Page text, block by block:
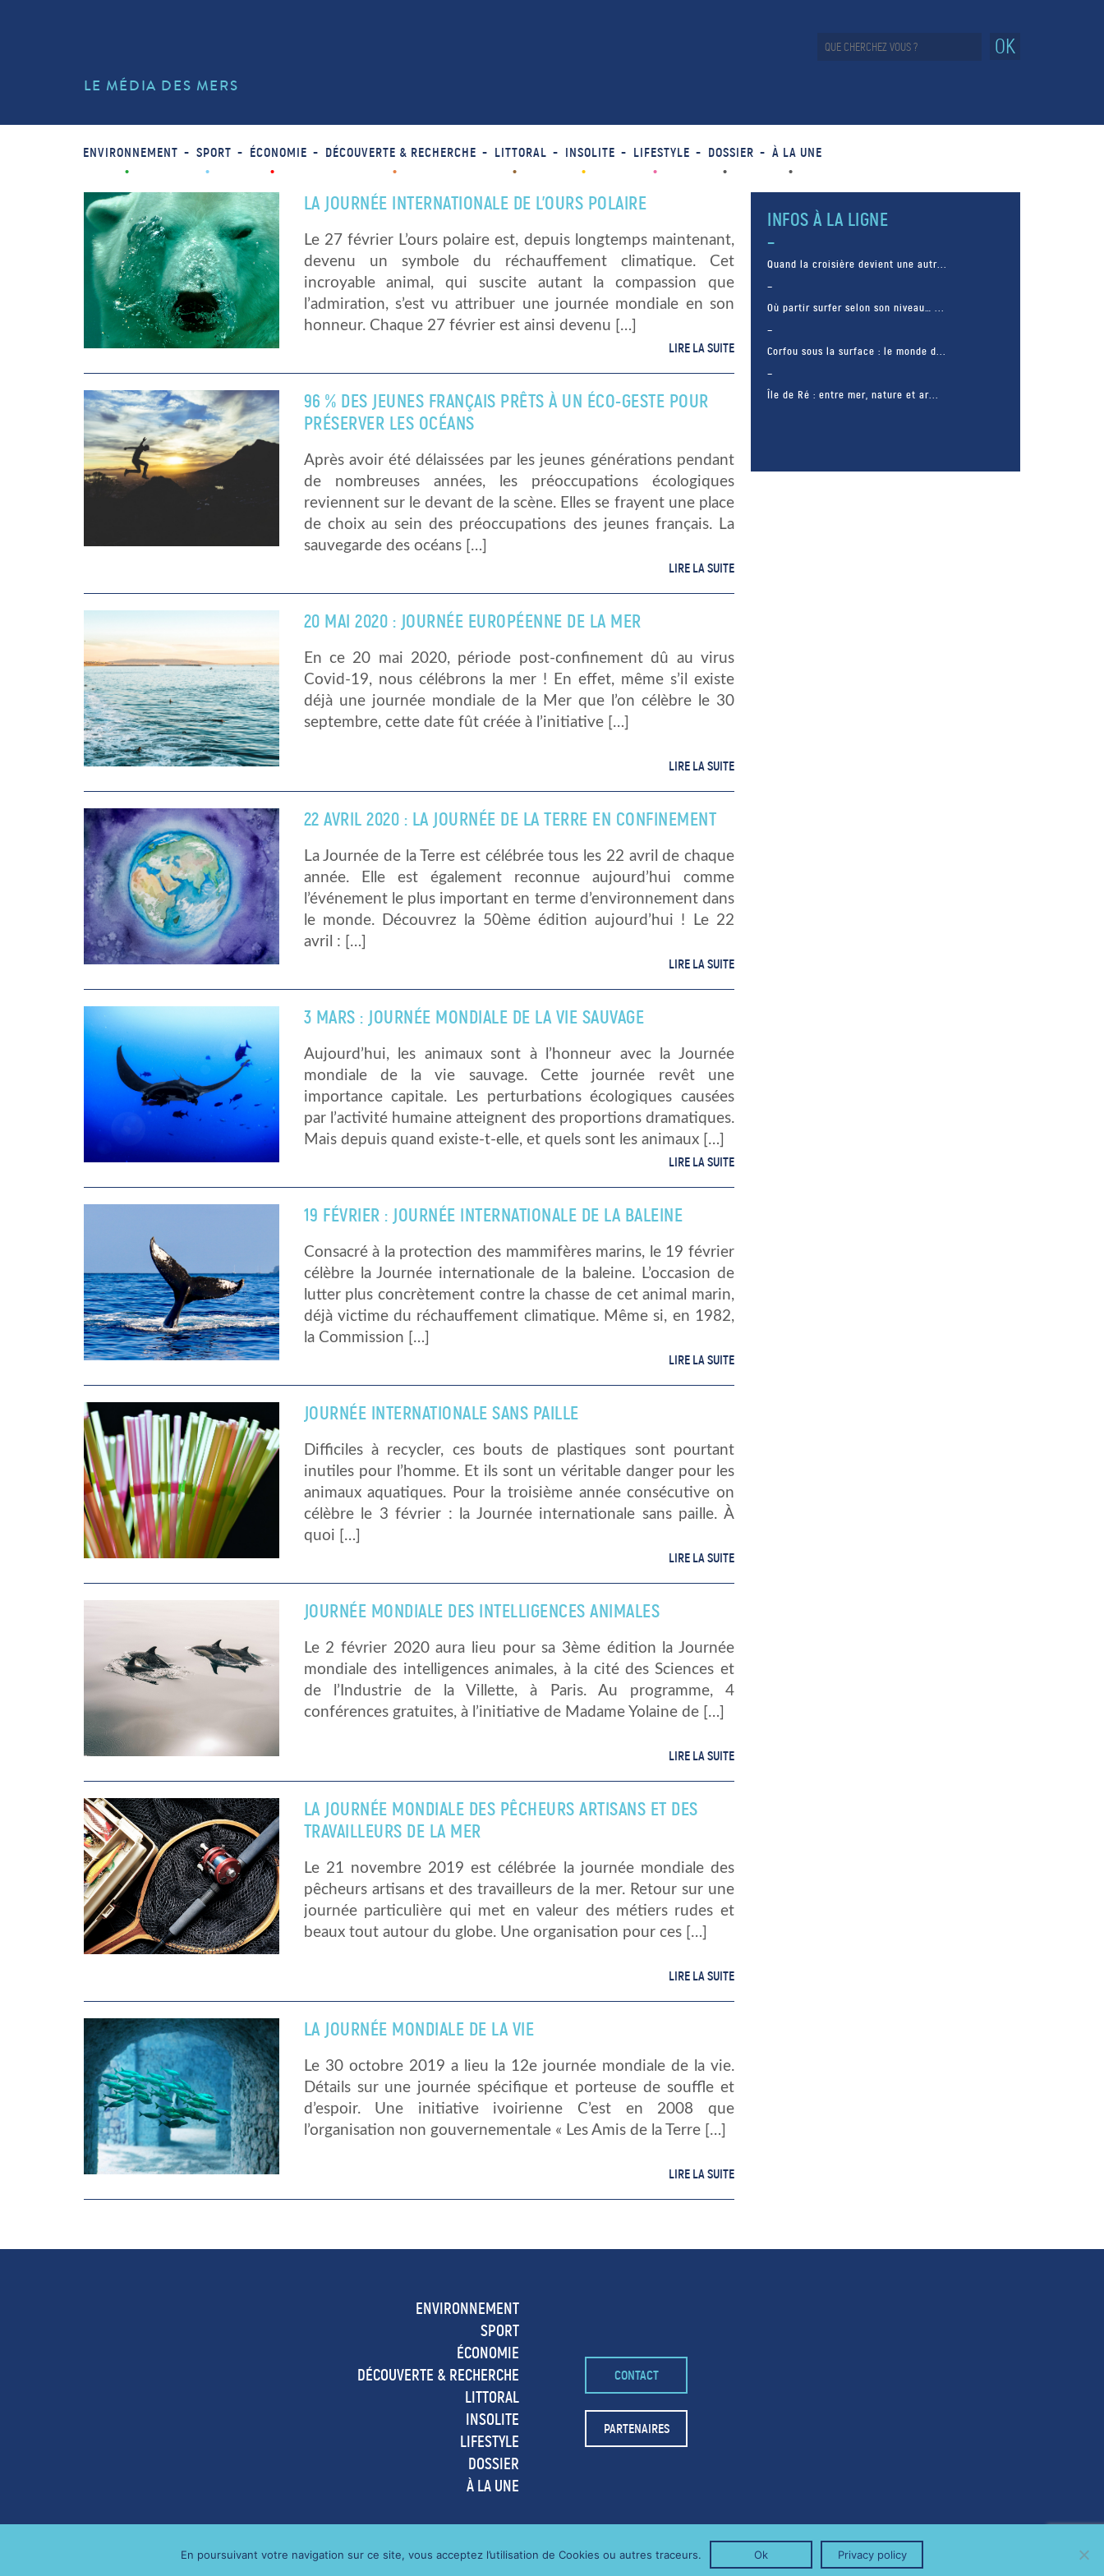
LE MÉDIA DES MERS
OK
ENVIRONNEMENT SPORT ÉCONOMIE DÉCOUVERTE & RECHERCHE LITTORAL INSOLITE LIFESTYLE DOSSIER À LA UNE
LA JOURNÉE INTERNATIONALE DE L’OURS POLAIRE
Le 27 février L’ours polaire est, depuis longtemps maintenant,
devenu un symbole du réchauffement climatique. Cet
incroyable animal, qui suscite autant la compassion que
l’admiration, s’est vu attribuer une journée mondiale en son
honneur. Chaque 27 février est ainsi devenu […]
LIRE LA SUITE
96 % DES JEUNES FRANÇAIS PRÊTS À UN ÉCO-GESTE POUR
PRÉSERVER LES OCÉANS
Après avoir été délaissées par les jeunes générations pendant
de nombreuses années, les préoccupations écologiques
reviennent sur le devant de la scène. Elles se frayent une place
de choix au sein des préoccupations des jeunes français. La
sauvegarde des océans […]
LIRE LA SUITE
20 MAI 2020 : JOURNÉE EUROPÉENNE DE LA MER
En ce 20 mai 2020, période post-confinement dû au virus
Covid-19, nous célébrons la mer ! En effet, même s’il existe
déjà une journée mondiale de la Mer que l’on célèbre le 30
septembre, cette date fût créée à l’initiative […]
LIRE LA SUITE
22 AVRIL 2020 : LA JOURNÉE DE LA TERRE EN CONFINEMENT
La Journée de la Terre est célébrée tous les 22 avril de chaque
année. Elle est également reconnue aujourd’hui comme
l’événement le plus important en terme d’environnement dans
le monde. Découvrez la 50ème édition aujourd’hui ! Le 22
avril : […]
LIRE LA SUITE
3 MARS : JOURNÉE MONDIALE DE LA VIE SAUVAGE
Aujourd’hui, les animaux sont à l’honneur avec la Journée
mondiale de la vie sauvage. Cette journée revêt une
importance capitale. Les perturbations écologiques causées
par l’activité humaine atteignent des proportions dramatiques.
Mais depuis quand existe-t-elle, et quels sont les animaux […]
LIRE LA SUITE
19 FÉVRIER : JOURNÉE INTERNATIONALE DE LA BALEINE
Consacré à la protection des mammifères marins, le 19 février
célèbre la Journée internationale de la baleine. L’occasion de
lutter plus concrètement contre la chasse de cet animal marin,
déjà victime du réchauffement climatique. Même si, en 1982,
la Commission […]
LIRE LA SUITE
JOURNÉE INTERNATIONALE SANS PAILLE
Difficiles à recycler, ces bouts de plastiques sont pourtant
inutiles pour l’homme. Et ils sont un véritable danger pour les
animaux aquatiques. Pour la troisième année consécutive on
célèbre le 3 février : la Journée internationale sans paille. À
quoi […]
LIRE LA SUITE
JOURNÉE MONDIALE DES INTELLIGENCES ANIMALES
Le 2 février 2020 aura lieu pour sa 3ème édition la Journée
mondiale des intelligences animales, à la cité des Sciences et
de l’Industrie de la Villette, à Paris. Au programme, 4
conférences gratuites, à l’initiative de Madame Yolaine de […]
LIRE LA SUITE
LA JOURNÉE MONDIALE DES PÊCHEURS ARTISANS ET DES
TRAVAILLEURS DE LA MER
Le 21 novembre 2019 est célébrée la journée mondiale des
pêcheurs artisans et des travailleurs de la mer. Retour sur une
journée particulière qui met en valeur des métiers rudes et
beaux tout autour du globe. Une organisation pour ces […]
LIRE LA SUITE
LA JOURNÉE MONDIALE DE LA VIE
Le 30 octobre 2019 a lieu la 12e journée mondiale de la vie.
Détails sur une journée spécifique et porteuse de souffle et
d’espoir. Une initiative ivoirienne C’est en 2008 que
l’organisation non gouvernementale « Les Amis de la Terre […]
LIRE LA SUITE
INFOS À LA LIGNE
Quand la croisière devient une autr...
Où partir surfer selon son niveau… ...
Corfou sous la surface : le monde d...
Île de Ré : entre mer, nature et ar...
ENVIRONNEMENT
SPORT
ÉCONOMIE
DÉCOUVERTE & RECHERCHE
LITTORAL
INSOLITE
LIFESTYLE
DOSSIER
À LA UNE
CONTACT
PARTENAIRES
RGPD | 2021 - THE WOODSTOCK | BLOG MONTAGNE & OUTDOOR
En poursuivant votre navigation sur ce site, vous acceptez l’utilisation de Cookies ou autres traceurs. Ok Privacy policy